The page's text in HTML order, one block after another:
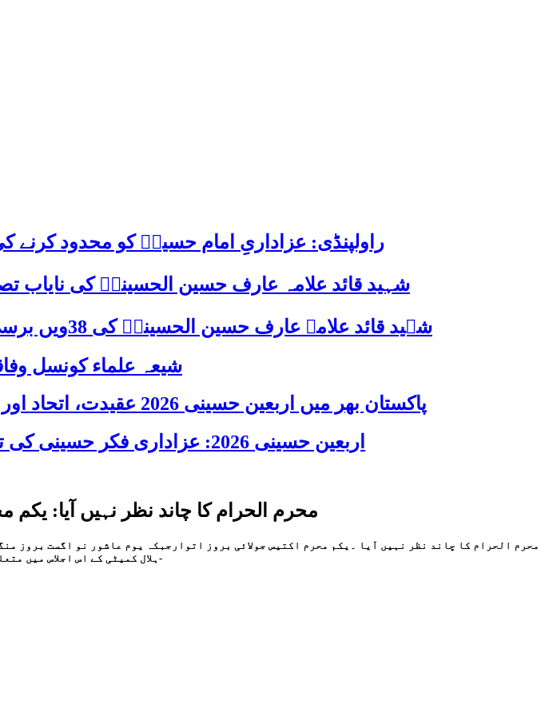
راولپنڈی: عزاداریِ امام حسینؑ کو محدود
شہید قائد علامہ عارف حسین الحسینیؒ کی نایاب
شہید قائد علامہ عارف حسین الحسینیؒ کی 38ویں برسی پر قائد ملت جعفریہ پاکستان علامہ ساجد علی نقوی کا اہم پیغام
شیعہ علماء کونسل
پاکستان بھر میں اربعین حسینی 2026 عقیدت، اتحاد اور جوش و جذبے کے ساتھ منایا گیا، لاکھوں عزادار جلوسوں میں شریک
اربعین حسینی 2026: عزاداری فکر حسینی کی ترویج کا ذریعہ ہے، قائد ملت جعفریہ آیت اللہ سید ساجد علی نقوی
محرم الحرام کا چاند نظر نہیں آیا: یکم محرم 31 جولائی بروز اتوارجبکہ یوم عاشور9 اگست بروز
محرم الحرام کا چاند نظر نہیں آیا ۔یکم محرم اکتیس جولائی بروز اتوارجبکہ یوم عاشور نو اگست بروز
ہلال کمیٹی کے اس اجلاس میں متعلقہ محکموں کے نمائندے بھی شریک ہوئے ۔ اجلاس میں چاند کی رویت سے متعلق شہادتیں موصول نہیں ہوئیں-